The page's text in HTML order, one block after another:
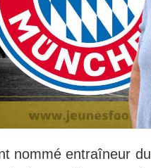
nommé entraîneur du